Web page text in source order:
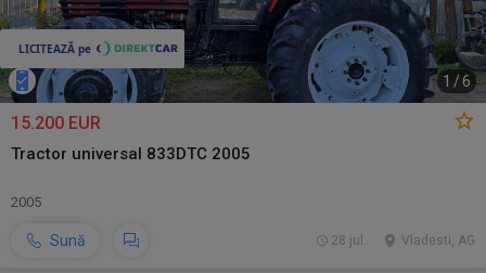
1 /6
15.200 EUR
Tractor universal 833DTC 2005
2005
Sună Vladesti, AG
28 jul.